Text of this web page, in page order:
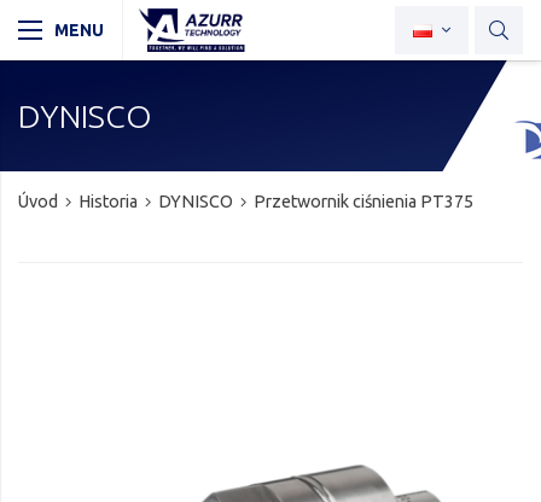
DYNISCO
Úvod Historia DYNISCO Przetwornik ciśnienia PT375